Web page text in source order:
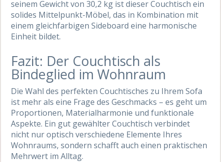
seinem Gewicht von 30,2 kg ist dieser Couchtisch ein
solides Mittelpunkt-Möbel, das in Kombination mit
einem gleichfarbigen Sideboard eine harmonische
Einheit bildet.
Fazit: Der Couchtisch als
Bindeglied im Wohnraum
Die Wahl des perfekten Couchtisches zu Ihrem Sofa
ist mehr als eine Frage des Geschmacks – es geht um
Proportionen, Materialharmonie und funktionale
Aspekte. Ein gut gewählter Couchtisch verbindet
nicht nur optisch verschiedene Elemente Ihres
Wohnraums, sondern schafft auch einen praktischen
Mehrwert im Alltag.